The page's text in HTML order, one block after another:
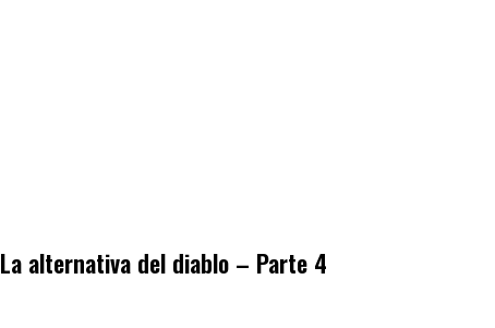
La alternativa del diablo – Parte 4